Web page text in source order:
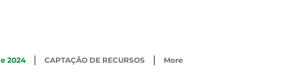
e 2024 CAPTAÇÃO DE RECURSOS More